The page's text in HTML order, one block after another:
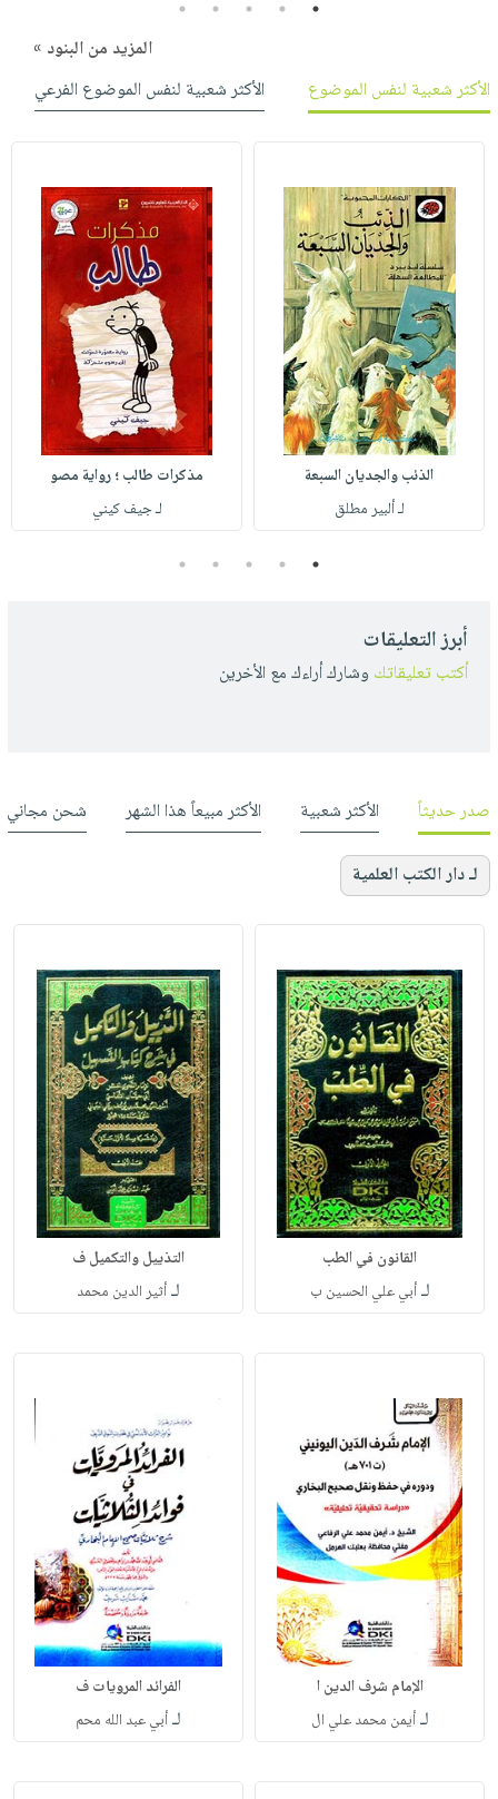
1
2
3
4
5
المزيد من البنود »
الأكثر شعبية لنفس الموضوع
الأكثر شعبية لنفس الموضوع الفرعي
الذئب والجديان السبعة
لـ ألبير مطلق
مذكرات طالب ؛ رواية مصو
لـ جيف كيني
1
2
3
4
5
أبرز التعليقات
أكتب تعليقاتك وشارك أراءك مع الأخرين
صدر حديثاً الأكثر شعبية الأكثر مبيعاً هذا الشهر شحن مجاني
لـ دار الكتب العلمية
القانون في الطب
لـأبي علي الحسين ب
التذييل والتكميل ف
لـأثير الدين محمد
الإمام شرف الدين ا
لـأيمن محمد علي ال
الفرائد المرويات ف
لـأبي عبد الله محم